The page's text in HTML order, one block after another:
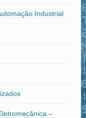
Industrial
–